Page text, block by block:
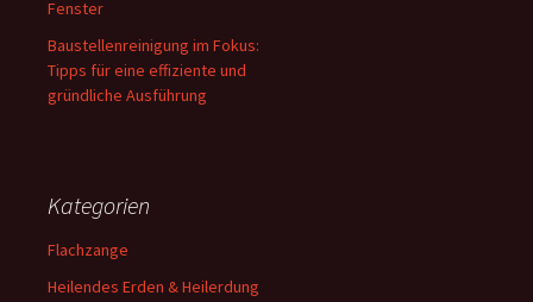
Fenster
Baustellenreinigung im Fokus:
Tipps für eine effiziente und
gründliche Ausführung
Kategorien
Flachzange
Heilendes Erden & Heilerdung